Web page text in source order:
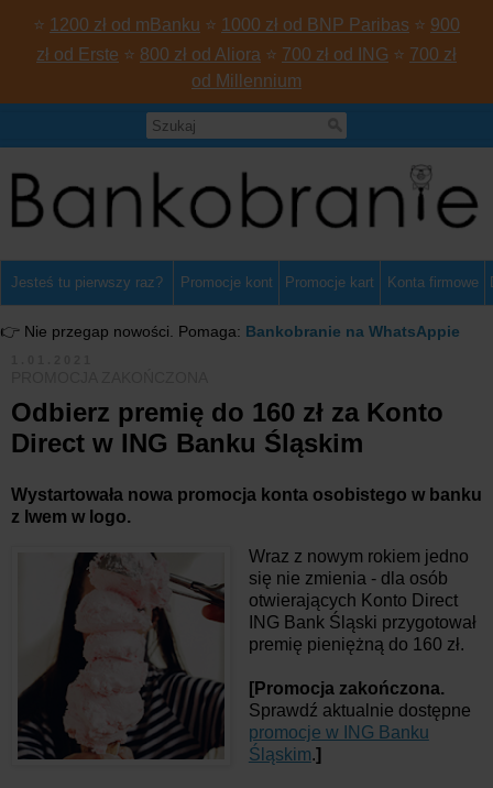
⭐ 1200 zł od mBanku ⭐ 1000 zł od BNP Paribas ⭐ 900
zł od Erste ⭐ 800 zł od Aliora ⭐ 700 zł od ING ⭐ 700 zł
od Millennium
Jesteś tu pierwszy raz? Promocje kont Promocje kart Konta firmowe
👉 Nie przegap nowości. Pomaga: Bankobranie na WhatsAppie
Odbierz premię do 160 zł za Konto
Direct w ING Banku Śląskim
Wystartowała nowa promocja konta osobistego w banku
z lwem w logo.
Wraz z nowym rokiem jedno
się nie zmienia - dla osób
otwierających Konto Direct
ING Bank Śląski przygotował
premię pieniężną do 160 zł.
[Promocja zakończona.
Sprawdź aktualnie dostępne
promocje w ING Banku
Śląskim.]